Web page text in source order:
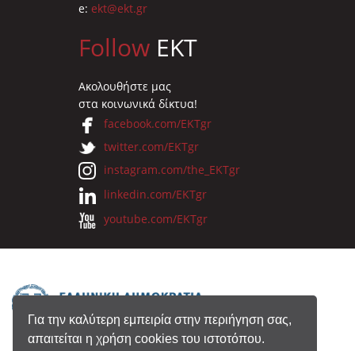
Για την καλύτερη εμπειρία στην περιήγηση σας,
απαιτείται η χρήση cookies του ιστοτόπου.
e: ekt@ekt.gr
Follow EKT
Ακολουθήστε μας
στα κοινωνικά δίκτυα!
facebook.com/EKTgr
twitter.com/EKTgr
instagram.com/the_EKTgr
linkedin.com/EKTgr
youtube.com/EKTgr